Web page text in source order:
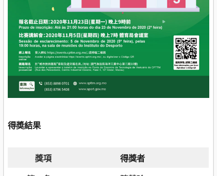
得奬結果
獎項
得獎者